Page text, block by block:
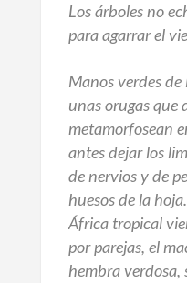
Los árboles no
para agarrar el
Manos verdes
unas orugas que
metamorfosean
antes dejar los
de nervios y de
huesos de la
África tropical
por parejas, el
hembra verdosa,